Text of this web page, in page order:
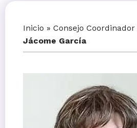
Inicio » Consejo Coordinador
Jácome García